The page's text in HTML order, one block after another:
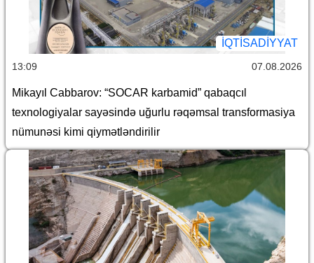
İQTİSADİYYAT
13:09 07.08.2026
Mikayıl Cabbarov: “SOCAR karbamid” qabaqcıl
texnologiyalar sayəsində uğurlu rəqəmsal transformasiya
nümunəsi kimi qiymətləndirilir